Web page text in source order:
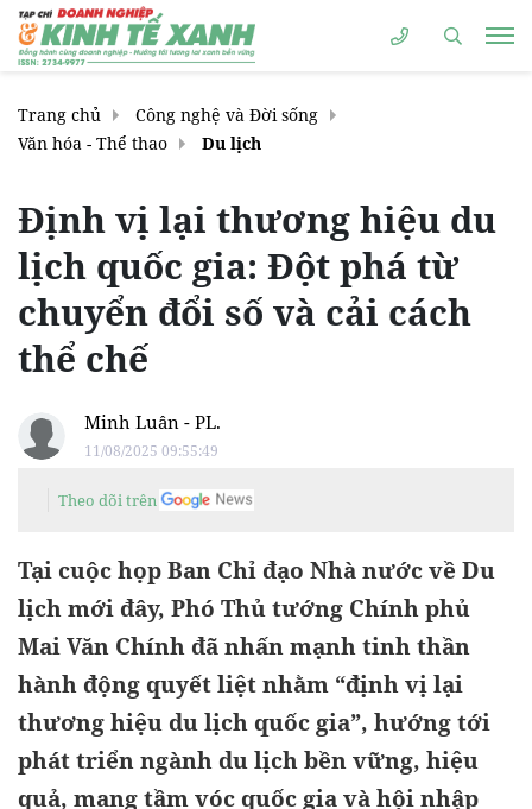
Trang chủ
Công nghệ và Đời sống
Văn hóa - Thể thao
Du lịch
Định vị lại thương hiệu du
lịch quốc gia: Đột phá từ
chuyển đổi số và cải cách
thể chế
Minh Luân - PL.
11/08/2025 09:55:49
Theo dõi trên
Tại cuộc họp Ban Chỉ đạo Nhà nước về Du
lịch mới đây, Phó Thủ tướng Chính phủ
Mai Văn Chính đã nhấn mạnh tinh thần
hành động quyết liệt nhằm “định vị lại
thương hiệu du lịch quốc gia”, hướng tới
phát triển ngành du lịch bền vững, hiệu
quả, mang tầm vóc quốc gia và hội nhập